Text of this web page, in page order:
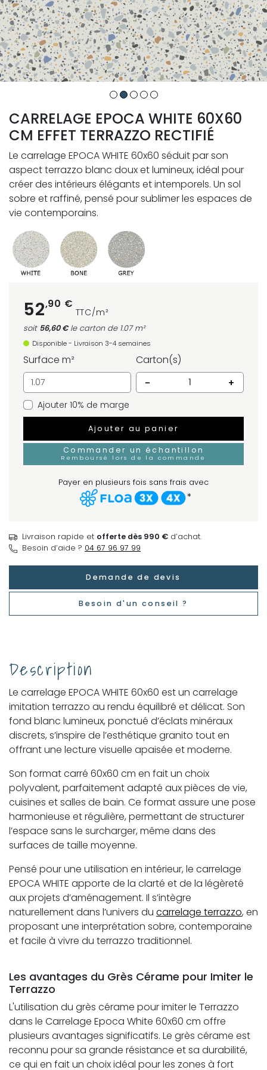
CARRELAGE EPOCA WHITE 60X60
CM EFFET TERRAZZO RECTIFIÉ
Le carrelage EPOCA WHITE 60x60 séduit par son
aspect terrazzo blanc doux et lumineux, idéal pour
créer des intérieurs élégants et intemporels. Un sol
sobre et raffiné, pensé pour sublimer les espaces de
vie contemporains.
52,90 €
TTC/m²
soit 56,60 €le carton de 1.07 m²
Disponible - Livraison 3-4 semaines
Surface m²
Carton(s)
-
+
Ajouter 10% de marge
Ajouter au panier
Commander un échantillon
Remboursé lors de la commande
Payer en plusieurs fois sans frais avec
*
Livraison rapide et offerte dès 990 € d’achat.
Besoin d’aide ? 04 67 96 97 99
Demande de devis
Besoin d'un conseil ?
Description
Le carrelage EPOCA WHITE 60x60 est un carrelage
imitation terrazzo au rendu équilibré et délicat. Son
fond blanc lumineux, ponctué d’éclats minéraux
discrets, s’inspire de l’esthétique granito tout en
offrant une lecture visuelle apaisée et moderne.
Son format carré 60x60 cm en fait un choix
polyvalent, parfaitement adapté aux pièces de vie,
cuisines et salles de bain. Ce format assure une pose
harmonieuse et régulière, permettant de structurer
l’espace sans le surcharger, même dans des
surfaces de taille moyenne.
Pensé pour une utilisation en intérieur, le carrelage
EPOCA WHITE apporte de la clarté et de la légèreté
aux projets d’aménagement. Il s’intègre
naturellement dans l’univers du carrelage terrazzo, en
proposant une interprétation sobre, contemporaine
et facile à vivre du terrazzo traditionnel.
Les avantages du Grès Cérame pour Imiter le
Terrazzo
L'utilisation du grès cérame pour imiter le Terrazzo
dans le Carrelage Epoca White 60x60 cm offre
plusieurs avantages significatifs. Le grès cérame est
reconnu pour sa grande résistance et sa durabilité,
ce qui en fait un choix idéal pour les zones à fort